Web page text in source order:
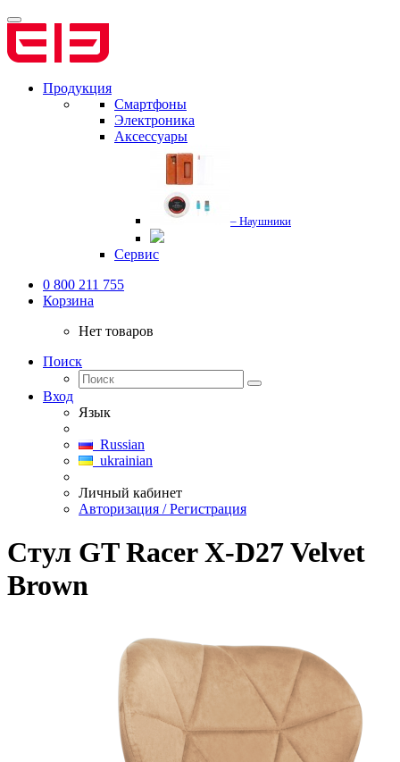
Продукция
Смартфоны
Электроника
Аксессуары
– Наушники
Сервис
0 800 211 755
Корзина
Нет товаров
Поиск
Вход
Язык
Russian
ukrainian
Личный кабинет
Авторизация / Регистрация
Стул GT Racer X-D27 Velvet
Brown